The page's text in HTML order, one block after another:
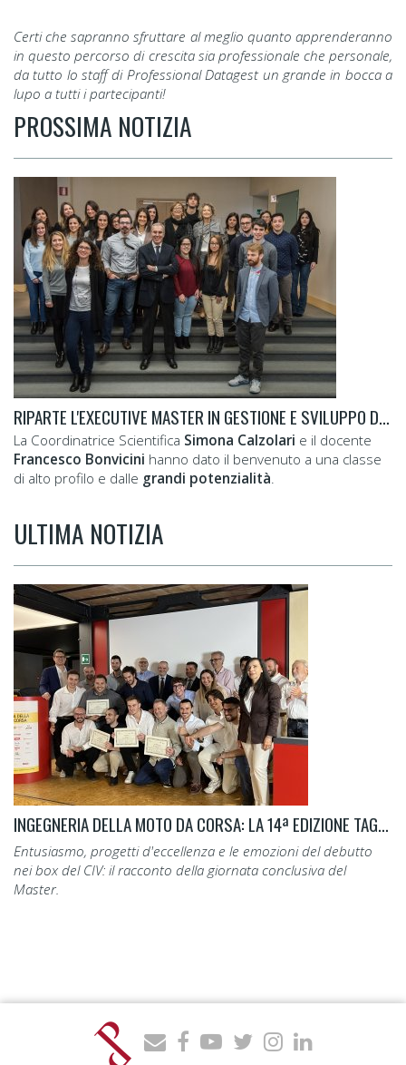
Certi che sapranno sfruttare al meglio quanto apprenderanno
in questo percorso di crescita sia professionale che personale,
da tutto lo staff di Professional Datagest un grande in bocca a
lupo a tutti i partecipanti!
PROSSIMA NOTIZIA
RIPARTE L'EXECUTIVE MASTER IN GESTIONE E SVILUPPO DELLE RISORSE UMANE
La Coordinatrice Scientifica Simona Calzolari e il docente
Francesco Bonvicini hanno dato il benvenuto a una classe
di alto profilo e dalle grandi potenzialità.
ULTIMA NOTIZIA
INGEGNERIA DELLA MOTO DA CORSA: LA 14ª EDIZIONE TAGLIA IL TRAGUARDO.
Entusiasmo, progetti d'eccellenza e le emozioni del debutto
nei box del CIV: il racconto della giornata conclusiva del
Master.